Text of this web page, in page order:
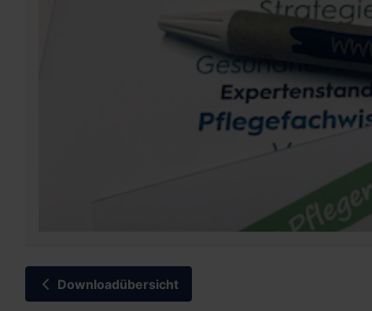
Downloadübersicht